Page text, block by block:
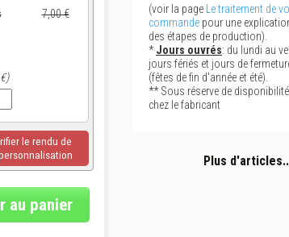
7,00 €
le rendu de
au panier
(voir la page
Le traitement de
commande pour une
des étapes de production).
*Jours ouvrés: du lundi au
jours fériés et jours de
(fêtes de fin d'année et été).
** Sous réserve de
chez le fabricant
Plus